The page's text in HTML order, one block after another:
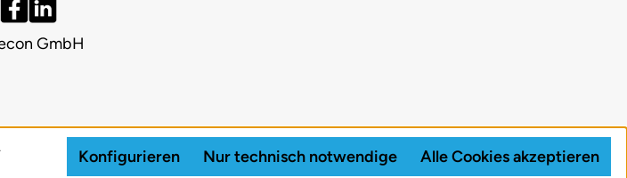
GmbH
Nur technisch notwendige
Konfigurieren Alle Cookies akzeptieren